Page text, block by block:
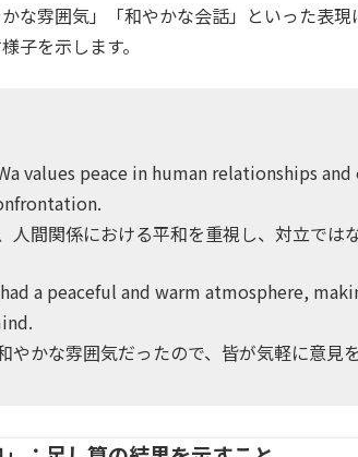
な雰囲気」「和やかな会話」といった表
子を示します。
values peace in human relationships
人間関係における平和を重視し、対立では
a peaceful and warm atmosphere,
やかな雰囲気だったので、皆が気軽に意見